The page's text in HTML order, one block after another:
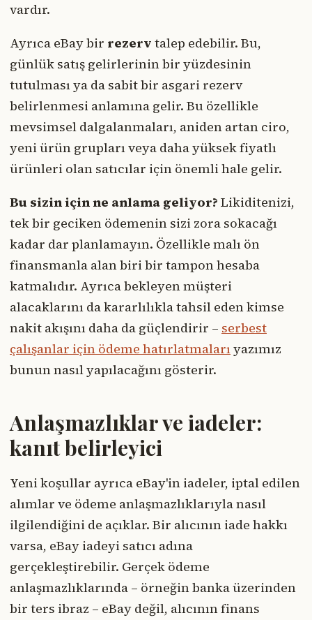
vardır.
Ayrıca eBay bir rezerv talep edebilir. Bu,
günlük satış gelirlerinin bir yüzdesinin
tutulması ya da sabit bir asgari rezerv
belirlenmesi anlamına gelir. Bu özellikle
mevsimsel dalgalanmaları, aniden artan ciro,
yeni ürün grupları veya daha yüksek fiyatlı
ürünleri olan satıcılar için önemli hale gelir.
Bu sizin için ne anlama geliyor? Likiditenizi,
tek bir geciken ödemenin sizi zora sokacağı
kadar dar planlamayın. Özellikle malı ön
finansmanla alan biri bir tampon hesaba
katmalıdır. Ayrıca bekleyen müşteri
alacaklarını da kararlılıkla tahsil eden kimse
nakit akışını daha da güçlendirir – serbest
çalışanlar için ödeme hatırlatmalarıyazımız
bunun nasıl yapılacağını gösterir.
Anlaşmazlıklar ve iadeler:
kanıt belirleyici
Yeni koşullar ayrıca eBay'in iadeler, iptal edilen
alımlar ve ödeme anlaşmazlıklarıyla nasıl
ilgilendiğini de açıklar. Bir alıcının iade hakkı
varsa, eBay iadeyi satıcı adına
gerçekleştirebilir. Gerçek ödeme
anlaşmazlıklarında – örneğin banka üzerinden
bir ters ibraz – eBay değil, alıcının finans